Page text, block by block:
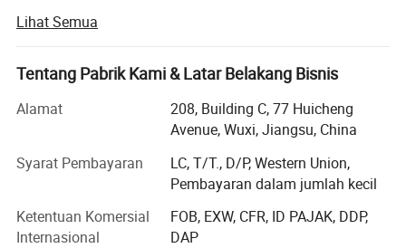
perusahaan yang profesional. Memiliki alat berat
pemotong laser yang paling bertenaga di China. Proyek-
proyek pengolahan termasuk pahatan baja berongga,
membungkuk, memukul, pengelasan, Pencegahan karat,
produksi karat berwarna merah yang cepat beku,
perawatan permukaan, dll. Layanan khusus dapat
disediakan sesuai kebutuhan pelanggan. Dipadukan
dengan pengalaman selama lebih dari sepuluh tahun di
bidang logam tanpa kandungan besi, perusahaan ini telah
mendirikan kerjasama jangka panjang dan stabil dengan
Lihat Semua
Tentang Pabrik Kami & Latar Belakang Bisnis
Alamat
208, Building C, 77 Huicheng
Avenue, Wuxi, Jiangsu, China
Syarat Pembayaran
LC, T/T., D/P, Western Union,
Pembayaran dalam jumlah kecil
Ketentuan Komersial
Internasional
FOB, EXW, CFR, ID PAJAK, DDP,
DAP